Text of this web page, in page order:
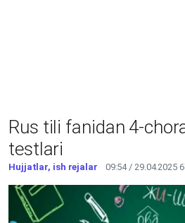
Rus tili fanidan 4-
testlari
Hujjatlar, ish rejalar 09:54 / 29.04.2025